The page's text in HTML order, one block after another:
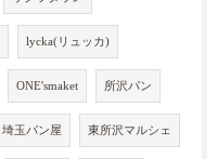
lycka(リュッカ)
ONE'smaket 所沢パン
埼玉パン屋 東所沢マルシェ